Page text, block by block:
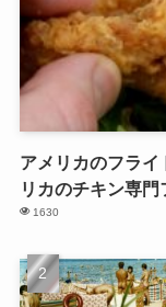
アメリカのフラ
リカのチキン専門
1630